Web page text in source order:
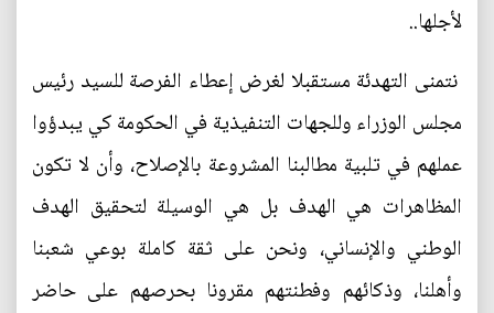
لأجلها..
نتمنى التهدئة مستقبلا لغرض إعطاء الفرصة للسيد رئيس
مجلس الوزراء وللجهات التنفيذية في الحكومة كي يبدؤوا
عملهم في تلبية مطالبنا المشروعة بالإصلاح، وأن لا تكون
المظاهرات هي الهدف بل هي الوسيلة لتحقيق الهدف
الوطني والإنساني، ونحن على ثقة كاملة بوعي شعبنا
وأهلنا، وذكائهم وفطنتهم مقرونا بحرصهم على حاضر